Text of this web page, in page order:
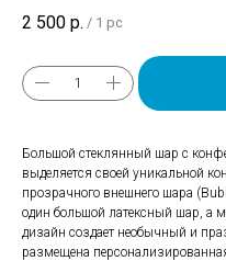
2 500 р. / 1 pc
Большой стеклянный шар с
выделяется своей уникальной
прозрачного внешнего шара
один большой латексный шар, а
дизайн создает необычный и
размещена